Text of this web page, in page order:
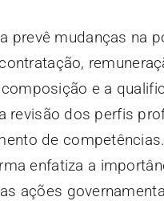
prevê mudanças na
e a
revisão dos perfis
de competências.
enfatiza a
ações